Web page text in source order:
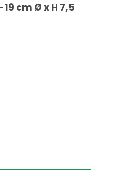
cm Ø x H 7,5